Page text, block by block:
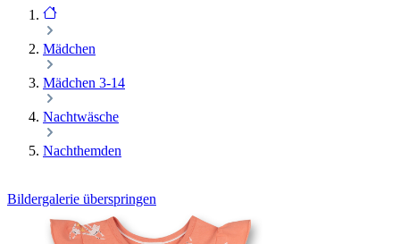
Mädchen
Mädchen 3-14
Nachtwäsche
Nachthemden
Bildergalerie überspringen